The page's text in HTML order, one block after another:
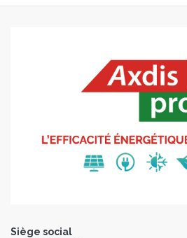
Siège social